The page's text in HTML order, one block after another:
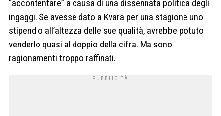
“accontentare” a causa di una dissennata politica degli
ingaggi. Se avesse dato a Kvara per una stagione uno
stipendio all’altezza delle sue qualità, avrebbe potuto
venderlo quasi al doppio della cifra. Ma sono
ragionamenti troppo raffinati.